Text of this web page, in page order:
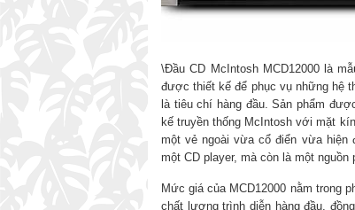
\Đầu CD McIntosh MCD12000 là
được thiết kế để phục vụ những hệ
là tiêu chí hàng đầu. Sản phẩm
kế truyền thống McIntosh với mặt
một vẻ ngoài vừa cổ điển vừa hiện
một CD player, mà còn là một
Mức giá của MCD12000 nằm trong
chất lượng trình diễn hàng đầu,